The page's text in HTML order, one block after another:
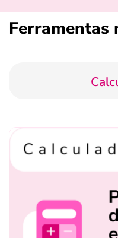
Ferramentas